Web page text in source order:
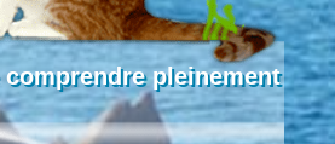
pleinement